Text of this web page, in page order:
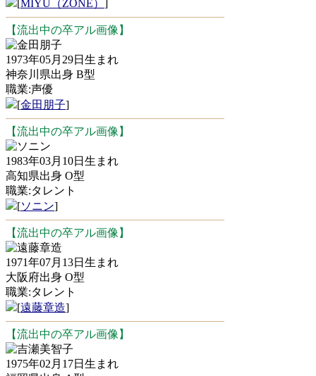
MIYU（ZONE）
【流出中の卒アル画像】
金田朋子
1973年05月29日生まれ
神奈川県出身 B型
職業:声優
[金田朋子]
【流出中の卒アル画像】
ソニン
1983年03月10日生まれ
高知県出身 O型
職業:タレント
[ソニン]
【流出中の卒アル画像】
遠藤章造
1971年07月13日生まれ
大阪府出身 O型
職業:タレント
[遠藤章造]
【流出中の卒アル画像】
吉瀬美智子
1975年02月17日生まれ